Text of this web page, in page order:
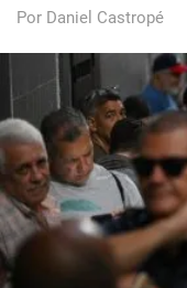
Por Daniel Castropé